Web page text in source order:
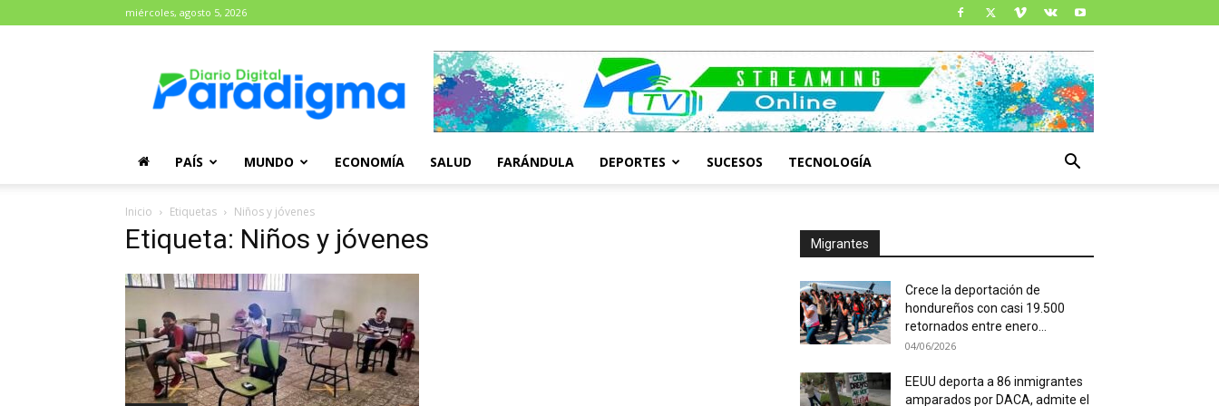
miércoles, agosto 5, 2026
Paradigma
PAÍS MUNDO ECONOMÍA SALUD FARÁNDULA DEPORTES SUCESOS TECNOLOGÍA
Inicio Etiquetas Niños y jóvenes
Etiqueta: Niños y jóvenes Migrantes
Crece la deportación de
hondureños con casi 19.500
retornados entre enero...
04/06/2026
EEUU deporta a 86 inmigrantes
amparados por DACA, admite el